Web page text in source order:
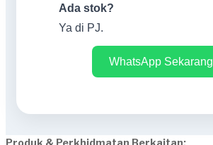
Ada stok?
Ya di PJ.
WhatsApp Sekarang